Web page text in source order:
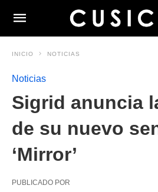
INICIO NOTICIAS
Noticias
Sigrid anuncia
de su nuevo
‘Mirror’
PUBLICADO POR